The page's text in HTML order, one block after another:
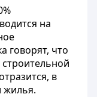
на
говорят, что
в
жилья.